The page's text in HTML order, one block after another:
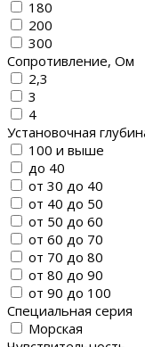
180
200
300
Сопротивление, Ом
2,3
3
4
Установочная
100 и выше
до 40
от 30 до 40
от 40 до 50
от 50 до 60
от 60 до 70
от 70 до 80
от 80 до 90
от 90 до 100
Специальная серия
Морская